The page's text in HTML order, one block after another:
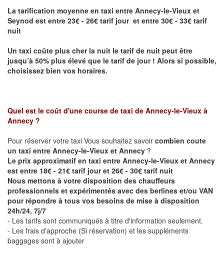
La tarification moyenne en taxi entre Annecy-le-Vieux et
Seynod est entre 23€ - 26€ tarif jour et entre 30€ - 33€ tarif
nuit
Un taxi coûte plus cher la nuit le tarif de nuit peut être
jusqu’à 50% plus élevé que le tarif de jour ! Alors si possible,
choisissez bien vos horaires.
Quel est le coût d'une course de taxi de Annecy-le-Vieux à
Annecy ?
Pour réserver votre taxi Vous souhaitez savoir combien coute
un taxi entre Annecy-le-Vieux et Annecy ?
Le prix approximatif en taxi entre Annecy-le-Vieux et Annecy
est entre 18€ - 21€ tarif jour et 26€ - 30€ tarif nuit
Nous mettons à votre disposition des chauffeurs
professionnels et expérimentés avec des berlines et/ou VAN
pour répondre à tous vos besoins de mise à disposition
24h/24, 7j/7
- Les tarifs sont communiqués à titre d'information seulement.
- Les frais d'approche (Si réservation) et les suppléments
baggages sont à ajouter